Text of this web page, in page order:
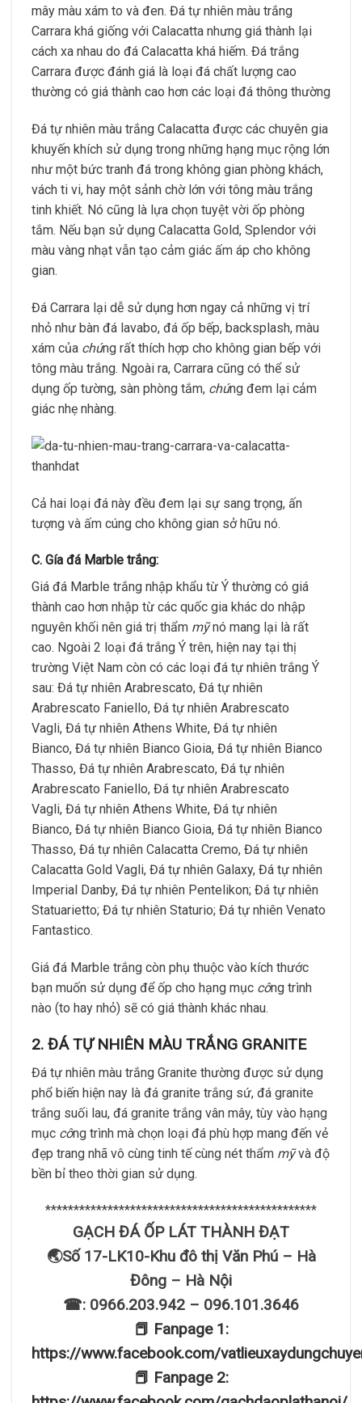
mây màu xám to và đen. Đá tự nhiên màu trắng
Carrara khá giống với Calacatta nhưng giá thành lại
cách xa nhau do đá Calacatta khá hiếm. Đá trắng
Carrara được đánh giá là loại đá chất lượng cao
thường có giá thành cao hơn các loại đá thông thường
Đá tự nhiên màu trắng Calacatta được các chuyên gia
khuyến khích sử dụng trong những hạng mục rộng lớn
như một bức tranh đá trong không gian phòng khách,
vách ti vi, hay một sảnh chờ lớn với tông màu trắng
tinh khiết. Nó cũng là lựa chọn tuyệt vời ốp phòng
tắm. Nếu bạn sử dụng Calacatta Gold, Splendor với
màu vàng nhạt vẫn tạo cảm giác ấm áp cho không
gian.
Đá Carrara lại dễ sử dụng hơn ngay cả những vị trí
nhỏ như bàn đá lavabo, đá ốp bếp, backsplash, màu
xám của chúng rất thích hợp cho không gian bếp với
tông màu trắng. Ngoài ra, Carrara cũng có thể sử
dụng ốp tường, sàn phòng tắm, chúng đem lại cảm
giác nhẹ nhàng.
Cả hai loại đá này đều đem lại sự sang trọng, ấn
tượng và ấm cúng cho không gian sở hữu nó.
C. Gía đá Marble trắng:
Giá đá Marble trắng nhập khẩu từ Ý thường có giá
thành cao hơn nhập từ các quốc gia khác do nhập
nguyên khối nên giá trị thẩm mỹnó mang lại là rất
cao. Ngoài 2 loại đá trắng Ý trên, hiện nay tại thị
trường Việt Nam còn có các loại đá tự nhiên trắng Ý
sau: Đá tự nhiên Arabrescato, Đá tự nhiên
Arabrescato Faniello, Đá tự nhiên Arabrescato
Vagli, Đá tự nhiên Athens White, Đá tự nhiên
Bianco, Đá tự nhiên Bianco Gioia, Đá tự nhiên Bianco
Thasso, Đá tự nhiên Arabrescato, Đá tự nhiên
Arabrescato Faniello, Đá tự nhiên Arabrescato
Vagli, Đá tự nhiên Athens White, Đá tự nhiên
Bianco, Đá tự nhiên Bianco Gioia, Đá tự nhiên Bianco
Thasso, Đá tự nhiên Calacatta Cremo, Đá tự nhiên
Calacatta Gold Vagli, Đá tự nhiên Galaxy, Đá tự nhiên
Imperial Danby, Đá tự nhiên Pentelikon; Đá tự nhiên
Statuarietto; Đá tự nhiên Staturio; Đá tự nhiên Venato
Fantastico.
Giá đá Marble trắng còn phụ thuộc vào kích thước
bạn muốn sử dụng để ốp cho hạng mục công trình
nào (to hay nhỏ) sẽ có giá thành khác nhau.
2. ĐÁ TỰ NHIÊN MÀU TRẮNG GRANITE
Đá tự nhiên màu trắng Granite thường được sử dụng
phổ biến hiện nay là đá granite trắng sứ, đá granite
trắng suối lau, đá granite trắng vân mây, tùy vào hạng
mục công trình mà chọn loại đá phù hợp mang đến vẻ
đẹp trang nhã vô cùng tinh tế cùng nét thẩm mỹvà độ
bền bỉ theo thời gian sử dụng.
************************************************
GẠCH ĐÁ ỐP LÁT THÀNH ĐẠT
🌏Số 17-LK10-Khu đô thị Văn Phú – Hà
Đông – Hà Nội
☎: 0966.203.942 – 096.101.3646
📕 Fanpage 1:
https://www.facebook.com/
📕 Fanpage 2: